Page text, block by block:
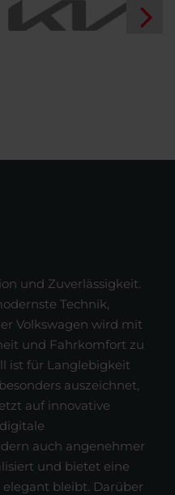
und Zuverlässigkeit.
Technik,
Volkswagen wird mit
und Fahrkomfort zu
ist für Langlebigkeit
auszeichnet,
auf innovative
auch angenehmer
und bietet eine
bleibt. Darüber